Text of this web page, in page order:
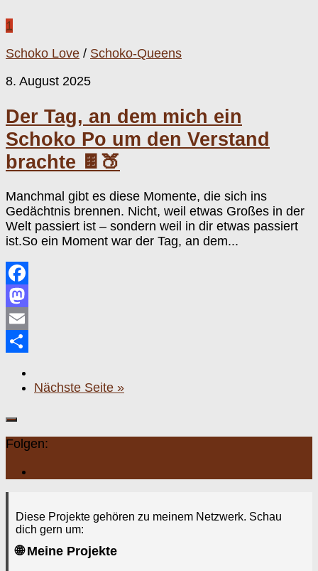
1
Schoko Love / Schoko-Queens
8. August 2025
Der Tag, an dem mich ein
Schoko Po um den Verstand
brachte 🍫🍑
Manchmal gibt es diese Momente, die sich ins
Gedächtnis brennen. Nicht, weil etwas Großes in der
Welt passiert ist – sondern weil in dir etwas passiert
ist.So ein Moment war der Tag, an dem...
Facebook
Mastodon
Email
Nächste Seite »
Folgen:
Diese Projekte gehören zu meinem Netzwerk. Schau
dich gern um:
🌐 Meine Projekte